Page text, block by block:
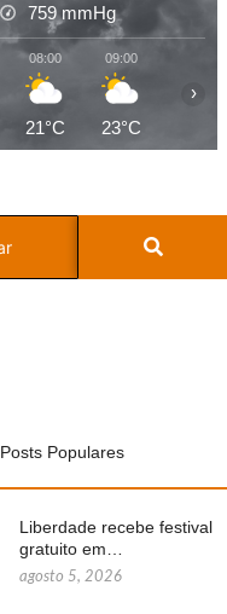
759 mmHg
08:00
21°C
09:00
23°C
›
Posts Populares
Liberdade recebe festival
gratuito em…
agosto 5, 2026